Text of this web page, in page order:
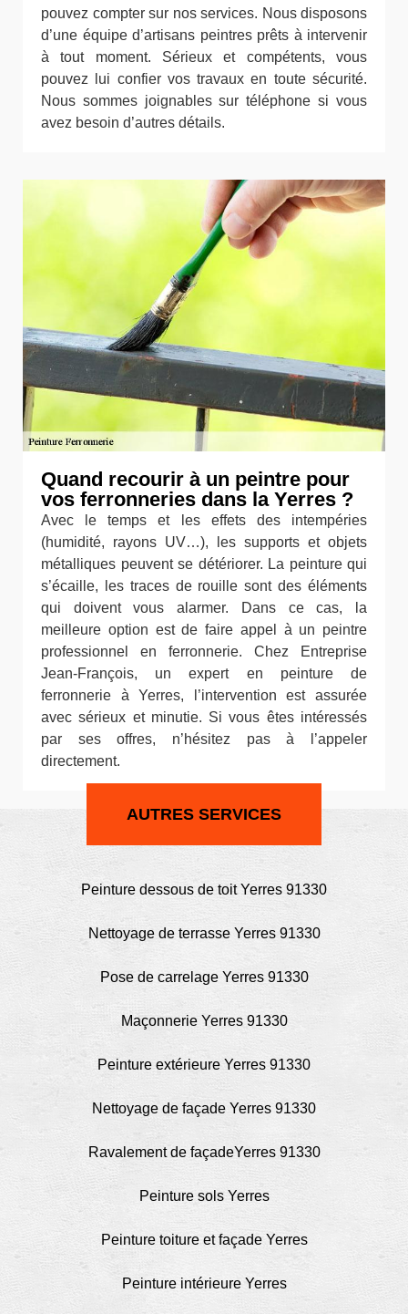
pouvez compter sur nos services. Nous disposons
d’une équipe d’artisans peintres prêts à intervenir
à tout moment. Sérieux et compétents, vous
pouvez lui confier vos travaux en toute sécurité.
Nous sommes joignables sur téléphone si vous
avez besoin d’autres détails.
Quand recourir à un peintre pour
vos ferronneries dans la Yerres ?
Avec le temps et les effets des intempéries
(humidité, rayons UV…), les supports et objets
métalliques peuvent se détériorer. La peinture qui
s’écaille, les traces de rouille sont des éléments
qui doivent vous alarmer. Dans ce cas, la
meilleure option est de faire appel à un peintre
professionnel en ferronnerie. Chez Entreprise
Jean-François, un expert en peinture de
ferronnerie à Yerres, l’intervention est assurée
avec sérieux et minutie. Si vous êtes intéressés
par ses offres, n’hésitez pas à l’appeler
directement.
AUTRES SERVICES
Peinture dessous de toit Yerres 91330
Nettoyage de terrasse Yerres 91330
Pose de carrelage Yerres 91330
Maçonnerie Yerres 91330
Peinture extérieure Yerres 91330
Nettoyage de façade Yerres 91330
Ravalement de façadeYerres 91330
Peinture sols Yerres
Peinture toiture et façade Yerres
Peinture intérieure Yerres